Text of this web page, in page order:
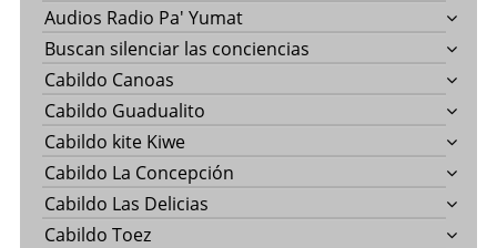
Audios Radio Pa' Yumat
Buscan silenciar las conciencias
Cabildo Canoas
Cabildo Guadualito
Cabildo kite Kiwe
Cabildo La Concepción
Cabildo Las Delicias
Cabildo Toez